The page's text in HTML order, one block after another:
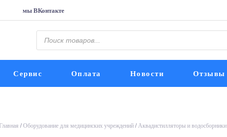
мы ВКонтакте
Поиск
товаров
Сервис Оплата Новости Отзывы
Главная /Оборудование для медицинских учреждений /Аквадистилляторы и водосборники